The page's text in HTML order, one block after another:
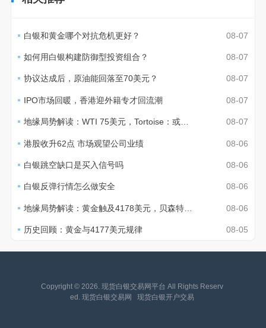
08-07
白银和黄金哪个对抗危机更好？
08-07
如何用白银构建防御型投资组合？
08-07
协议达成后，原油能回落至70美元？
08-07
IPO市场回暖，香港迎外籍专才回流潮
08-07
地缘局势解读：WTI 75美元，Tortoise：或至70美元
08-06
港股收升62点 市场观望公司业绩
08-06
白银跳空缺口是买入信号吗
08-06
白银反弹行情怎么做安全
08-06
地缘局势解读：黄金触及4178美元，贝森特称通胀温和
08-05
历史回顾：黄金与4177美元规律
Copyright © 2026. 现货白银交易网平台 All Rights Reserv
ed. 现货白银交易网
现货白银开户交易